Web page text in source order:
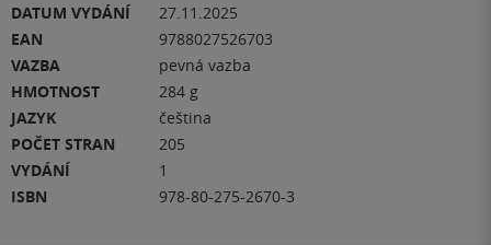
DATUM VYDÁNÍ
27.11.2025
EAN
9788027526703
VAZBA
pevná vazba
HMOTNOST
284 g
JAZYK
čeština
POČET STRAN
205
VYDÁNÍ
1
ISBN
978-80-275-2670-3